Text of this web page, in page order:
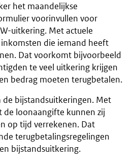
het maandelijkse
voorinvullen voor
uitkering. Met actuele
inkomsten die iemand heeft
Dat voorkomt bijvoorbeeld
te veel uitkering krijgen
bedrag moeten terugbetalen.
de bijstandsuitkeringen. Met
de loonaangifte kunnen zij
op tijd verrekenen. Dat
terugbetalingsregelingen
bijstandsuitkering.